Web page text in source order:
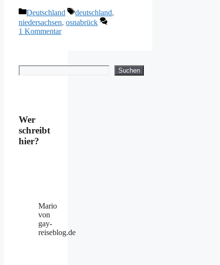
Kategorien
Deutschland Schlagwörter
deutschland,
niedersachsen, osnabrück
1 Kommentar
Suchen Suchen
Wer
schreibt
hier?
Mario
von
gay-
reiseblog.de